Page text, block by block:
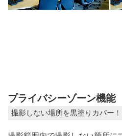
プライバシーゾーン機能
撮影しない場所を黒塗りカバー！